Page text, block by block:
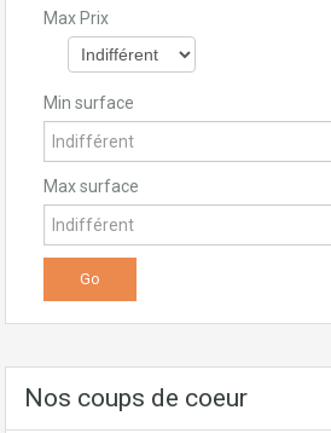
Max Prix
Min surface
Max surface
Nos coups de coeur